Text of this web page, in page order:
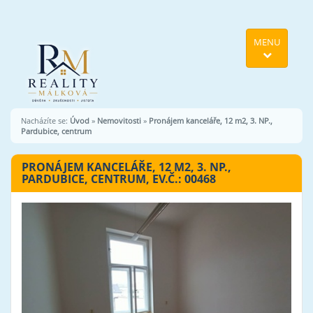
MENU
Nacházíte se: Úvod » Nemovitosti » Pronájem kanceláře, 12 m2, 3. NP.,
Pardubice, centrum
PRONÁJEM KANCELÁŘE, 12 M2, 3. NP.,
PARDUBICE, CENTRUM, EV.Č.: 00468